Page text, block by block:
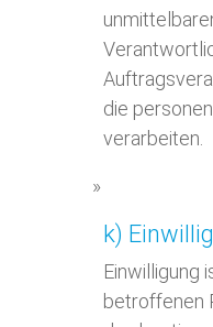
die
verarbeiten.
k)
Einwilligung
betroffenen